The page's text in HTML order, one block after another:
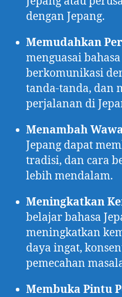
dengan Jepang.
Memudahkan
menguasai
berkomunikasi
tanda-tanda, dan
perjalanan di
Menambah
Jepang dapat
tradisi, dan cara
lebih mendalam.
Meningkatkan
belajar bahasa
meningkatkan
daya ingat,
pemecahan
Membuka Pintu